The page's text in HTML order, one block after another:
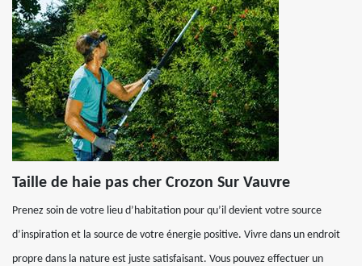
Taille de haie pas cher Crozon Sur Vauvre
Prenez soin de votre lieu d’habitation pour qu’il devient votre source
d’inspiration et la source de votre énergie positive. Vivre dans un endroit
propre dans la nature est juste satisfaisant. Vous pouvez effectuer un